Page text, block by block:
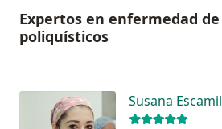
Expertos en enfermedad
poliquísticos
Susana